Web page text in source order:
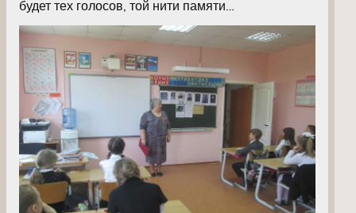
будет тех голосов, той нити памяти…